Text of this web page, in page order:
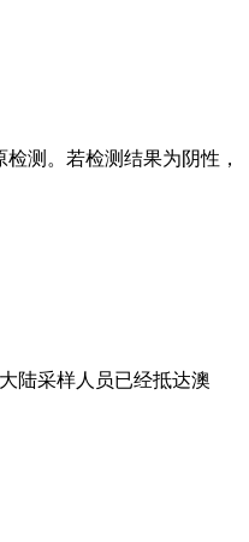
测。若检测结果为阴性，
陆采样人员已经抵达澳